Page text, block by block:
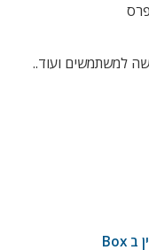
למשתמשים ועוד..